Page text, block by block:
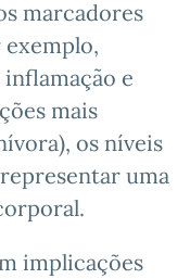
marcadores
exemplo,
inflamação e
mais
os níveis
uma
implicações